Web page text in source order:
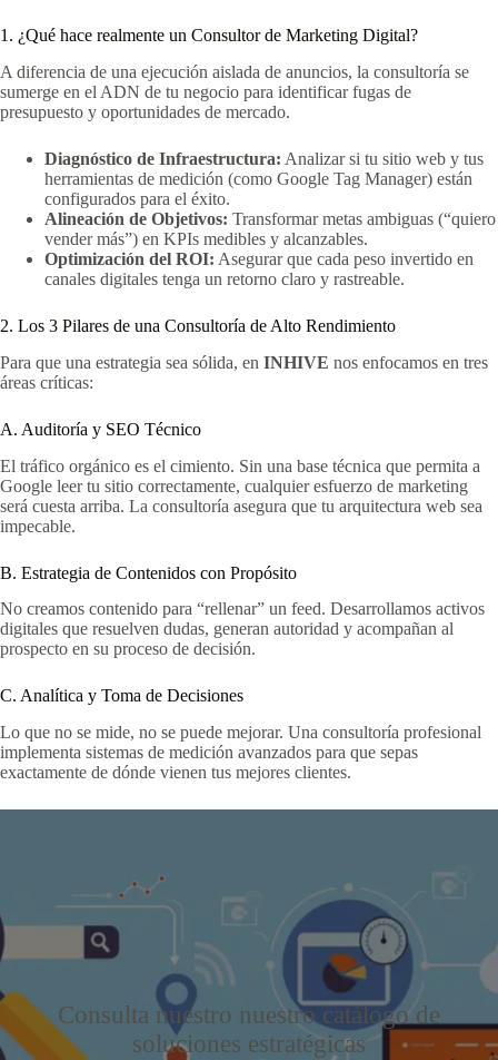
1. ¿Qué hace realmente un Consultor de Marketing Digital?
A diferencia de una ejecución aislada de anuncios, la consultoría se
sumerge en el ADN de tu negocio para identificar fugas de
presupuesto y oportunidades de mercado.
Diagnóstico de Infraestructura: Analizar si tu sitio web y tus
herramientas de medición (como Google Tag Manager) están
configurados para el éxito.
Alineación de Objetivos: Transformar metas ambiguas (“quiero
vender más”) en KPIs medibles y alcanzables.
Optimización del ROI: Asegurar que cada peso invertido en
canales digitales tenga un retorno claro y rastreable.
2. Los 3 Pilares de una Consultoría de Alto Rendimiento
Para que una estrategia sea sólida, en INHIVE nos enfocamos en tres
áreas críticas:
A. Auditoría y SEO Técnico
El tráfico orgánico es el cimiento. Sin una base técnica que permita a
Google leer tu sitio correctamente, cualquier esfuerzo de marketing
será cuesta arriba. La consultoría asegura que tu arquitectura web sea
impecable.
B. Estrategia de Contenidos con Propósito
No creamos contenido para “rellenar” un feed. Desarrollamos activos
digitales que resuelven dudas, generan autoridad y acompañan al
prospecto en su proceso de decisión.
C. Analítica y Toma de Decisiones
Lo que no se mide, no se puede mejorar. Una consultoría profesional
implementa sistemas de medición avanzados para que sepas
exactamente de dónde vienen tus mejores clientes.
Consulta nuestro nuestro catálogo de
soluciones estratégicas